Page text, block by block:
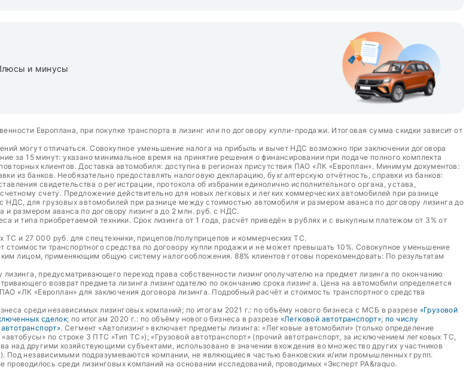
и минусы
Европлана, при покупке транспорта в лизинг или по договору купли-продажи. Итоговая сумма скидки зависит от
могут отличаться. Совокупное уменьшение налога на прибыль и вычет НДС возможно при заключении договора
15 минут: указано минимальное время на принятие решения о финансировании при подаче полного комплекта
клиентов. Доставка автомобиля: доступна в регионах присутствия ПАО «ЛК «Европлан». Минимум документов:
из банков. Необязательно предоставлять налоговую декларацию, бухгалтерскую отчётность, справки из банков:
свидетельства о регистрации, протокола об избрании единолично исполнительного органа, устава,
счету. Предложение действительно для новых легковых и легких коммерческих автомобилей при разнице
для грузовых автомобилей при разнице между стоимостью автомобиля и размером аванса по договору лизинга до
размером аванса по договору лизинга до 2 млн. руб. с НДС.
и типа приобретаемой техники. Срок лизинга от 1 года, расчёт приведён в рублях и с выкупным платежом от 3% от
и 27 000 руб. для спецтехники, прицепов/полуприцепов и коммерческих ТС.
транспортного средства по договору купли продажи и не может превышать 10%. Совокупное уменьшение
лицом, применяющим общую систему налогообложения. 88% клиентов готовы порекомендовать: По результатам
предусматривающего переход права собственности лизингополучателю на предмет лизинга по окончанию
возврат предмета лизинга лизингодателю по окончанию срока лизинга. Цена на автомобили определяется
«ЛК «Европлан» для заключения договора лизинга. Подробный расчёт и стоимость транспортного средства
среди независимых лизинговых компаний; по итогам 2021 г.: по объёму нового бизнеса с МСБ в разрезе «Грузовой
сделок; по итогам 2020 г.: по объёму нового бизнеса в разрезе «Легковой автотранспорт»; по числу
. Сегмент «Автолизинг» включает предметы лизинга: «Легковые автомобили» (только определение
по строке 3 ПТС «Тип ТС»); «Грузовой автотранспорт» (прочий автотранспорт, за исключением легковых ТС,
над другими хозяйствующими субъектами, использовано в значении вхождения во множество других участников
Под независимыми подразумеваются компании, не являющиеся частью банковских и/или промышленных групп.
среди лизинговых компаний на основании исследований, проводимых «Эксперт РА&raquo.